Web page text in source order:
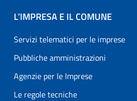
L’IMPRESA E IL COMUNE
Servizi telematici per le imprese
Pubbliche amministrazioni
Agenzie per le Imprese
Le regole tecniche